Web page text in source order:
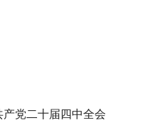
党二十届四中全会